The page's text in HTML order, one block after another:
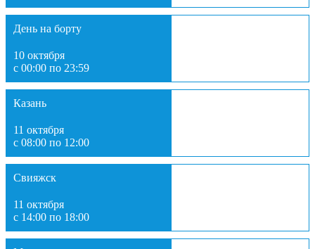
День на борту
10 октября
с 00:00 по 23:59
Казань
11 октября
с 08:00 по 12:00
Свияжск
11 октября
с 14:00 по 18:00